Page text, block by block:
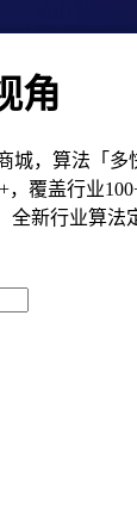
角
城，算法「多
，覆盖行业
全新行业算法